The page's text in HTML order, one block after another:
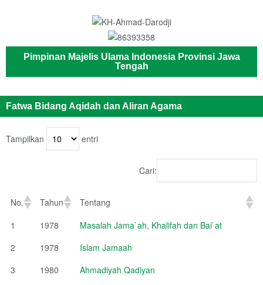
Pimpinan Majelis Ulama Indonesia Provinsi Jawa
Tengah
Fatwa Bidang Aqidah dan Aliran Agama
Tampilkan entri
Cari:
No. Tahun
Tentang
1
1978
Masalah Jama`ah, Khalifah dan Bai`at
2
1978
Islam Jamaah
3
1980
Ahmadiyah Qadiyan